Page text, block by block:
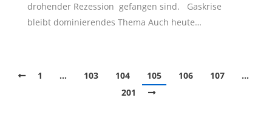
drohender Rezession gefangen sind. Gaskrise
bleibt dominierendes Thema Auch heute…
1 … 103 104 105 106 107
…
201